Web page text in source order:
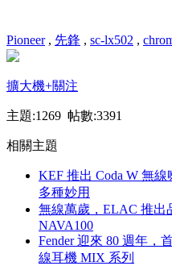
Pioneer, 先鋒 , sc-lx502 ,
擴大機+關注
主題:1269 帖數:3391
相關主題
KEF 推出 Coda W 無
多種妙用
無線萬歲，ELAC 推出
NAVA100
Fender 迎來 80 週年，
線耳機 MIX 系列